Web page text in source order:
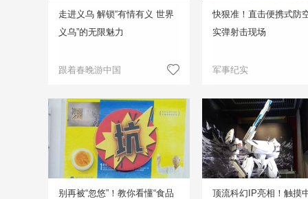
走进义乌 解锁“有情有义 世界
义乌”的无限魅力
跟着春晚游中国
快狠准！直击便携式防
实弹射击现场
军事纪实
别再被“忽悠”！教你看懂“食品
顶流科幻IP亮相！触摸